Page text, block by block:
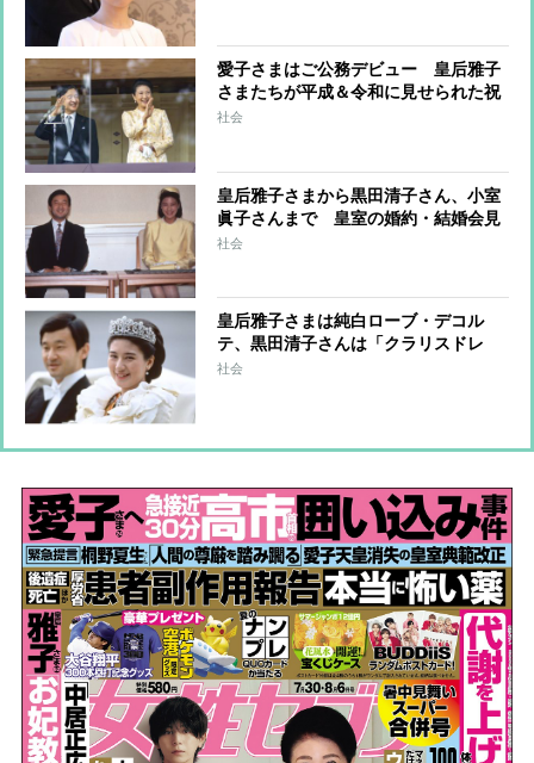
愛子さまはご公務デビュー 皇后雅子
さまたちが平成＆令和に見せられた祝
賀のドレス姿
社会
皇后雅子さまから黒田清子さん、小室
眞子さんまで 皇室の婚約・結婚会見
のファッションと秘話
社会
皇后雅子さまは純白ローブ・デコル
テ、黒田清子さんは「クラリスドレ
ス」と話題に 女性皇族の華麗な
社会